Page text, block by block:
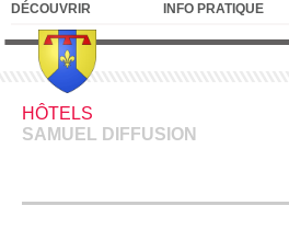
DÉCOUVRIR
INFO PRATIQUE
HÔTELS
SAMUEL DIFFUSION